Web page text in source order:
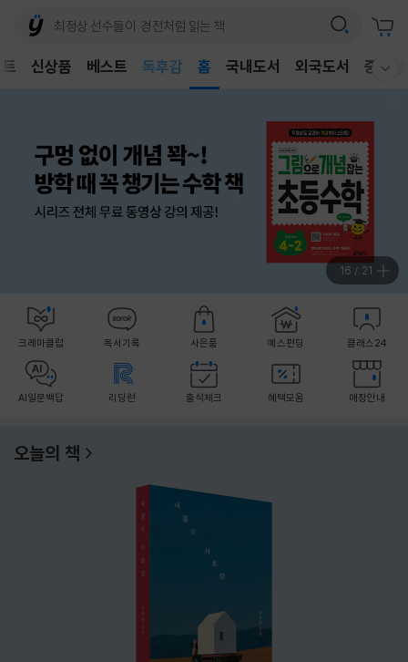
신상품 베스트
독후감
홈 국내도서 외국도서 중고샵
17 / 21
크레마클럽 독서기록 사은품 예스펀딩 클래스24
AI일문백답 리딩런 출석체크 혜택모음 매장안내
오늘의 책